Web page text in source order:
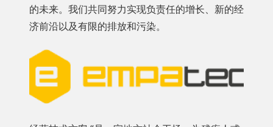
的未来。我们共同努力实现负责任的增长、新的经
济前沿以及有限的排放和污染。